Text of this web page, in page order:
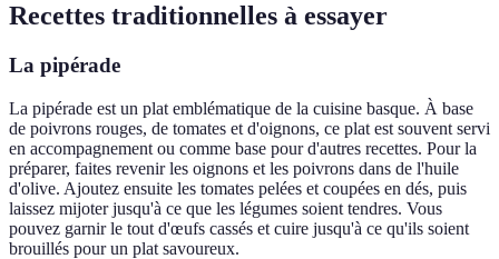
Recettes traditionnelles à essayer
La pipérade
La pipérade est un plat emblématique de la cuisine basque. À base
de poivrons rouges, de tomates et d'oignons, ce plat est souvent servi
en accompagnement ou comme base pour d'autres recettes. Pour la
préparer, faites revenir les oignons et les poivrons dans de l'huile
d'olive. Ajoutez ensuite les tomates pelées et coupées en dés, puis
laissez mijoter jusqu'à ce que les légumes soient tendres. Vous
pouvez garnir le tout d'œufs cassés et cuire jusqu'à ce qu'ils soient
brouillés pour un plat savoureux.